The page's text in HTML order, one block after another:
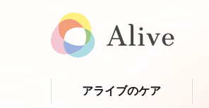
アライブのケア